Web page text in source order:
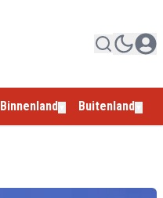
Binnenland Buitenland